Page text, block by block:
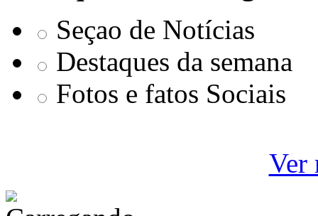
Seçao de Notícias
Destaques da semana
Fotos e fatos Sociais
Ver